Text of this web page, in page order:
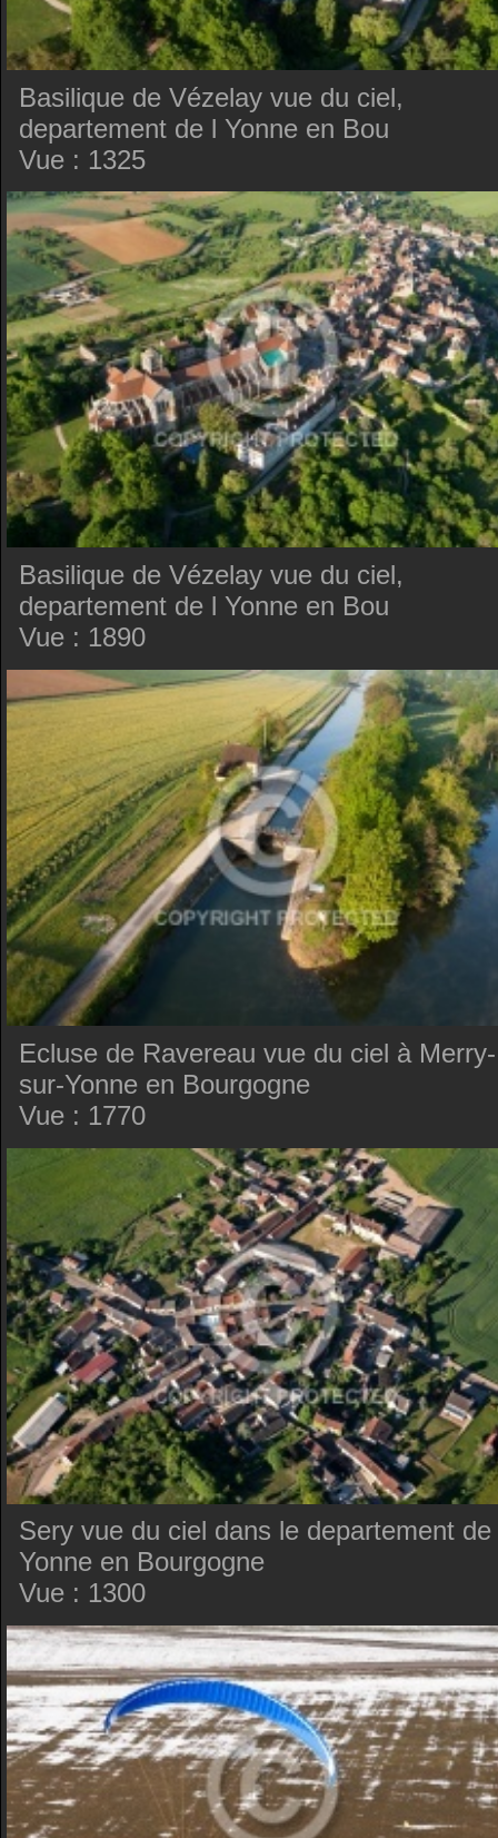
Basilique de Vézelay vue du ciel,
departement de l Yonne en Bou
Vue : 1325
Basilique de Vézelay vue du ciel,
departement de l Yonne en Bou
Vue : 1890
Ecluse de Ravereau vue du ciel à Merry-
sur-Yonne en Bourgogne
Vue : 1770
Sery vue du ciel dans le departement de
Yonne en Bourgogne
Vue : 1300